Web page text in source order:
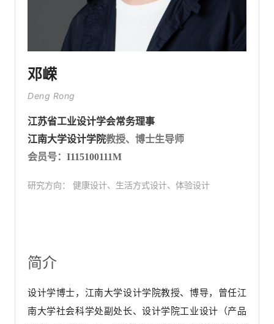
邓嵘
Deng Rong
江苏省工业设计学会常务理事
江南大学设计学院教授、博士生导师
会员号： I115100111M
研究方向： 健康设计、生活方式设计、体验设计
简介
设计学博士，江南大学设计学院教授、博导，曾任江
南大学社会科学处副处长、设计学院工业设计（产品